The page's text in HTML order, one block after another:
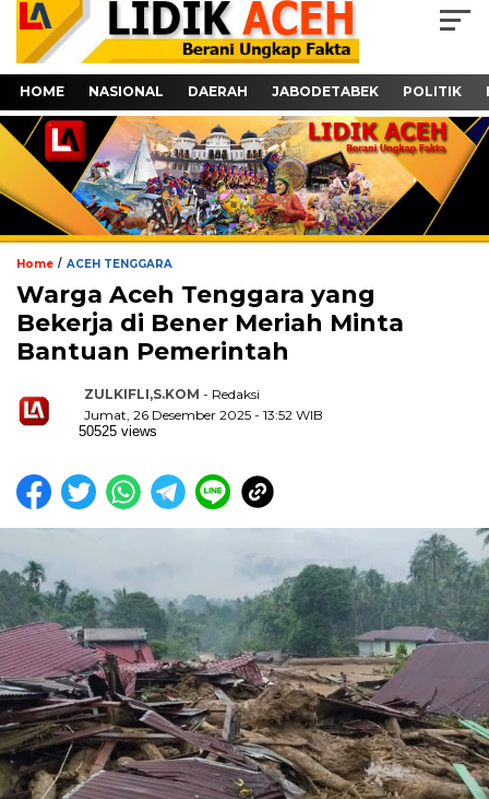
HOME NASIONAL DAERAH JABODETABEK POLITIK
Home / ACEH TENGGARA
Warga Aceh Tenggara yang
Bekerja di Bener Meriah Minta
Bantuan Pemerintah
ZULKIFLI,S.KOM - Redaksi
Jumat, 26 Desember 2025 - 13:52 WIB
50525 views